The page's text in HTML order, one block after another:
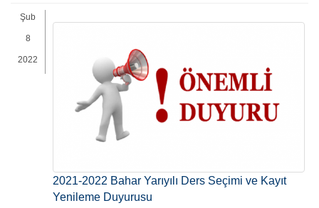
Şub
8
2022
2021-2022 Bahar Yarıyılı Ders Seçimi ve Kayıt
Yenileme Duyurusu